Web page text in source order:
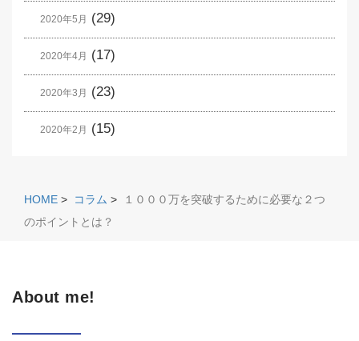
2020年5月 (29)
2020年4月 (17)
2020年3月 (23)
2020年2月 (15)
HOME > コラム >
１０００万を突破するために必要な２つ
のポイントとは？
About me!